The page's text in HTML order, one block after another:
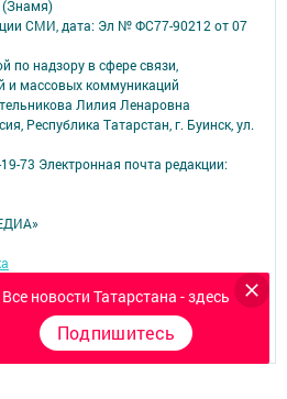
Все новости Татарстана - здесь
Подпишитесь
СМИ, дата: Эл № ФС77-90212 от 07
по надзору в сфере связи,
и массовых коммуникаций
Лилия Ленаровна
Республика Татарстан, г. Буинск, ул.
73 Электронная почта редакции:
для персонализации сервисов и
отменить в настройках браузера.